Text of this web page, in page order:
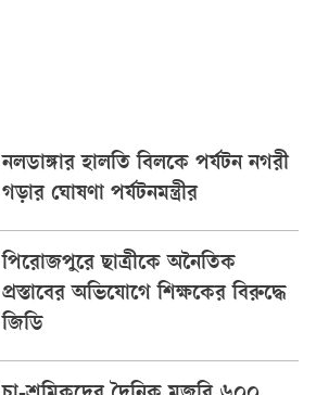
নলডাঙ্গার হালতি বিলকে পর্যটন নগরী
গড়ার ঘোষণা পর্যটনমন্ত্রীর
পিরোজপুরে ছাত্রীকে অনৈতিক
প্রস্তাবের অভিযোগে শিক্ষকের বিরুদ্ধে
জিডি